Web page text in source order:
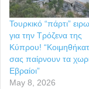
Τουρκικό “πάρτι”
για την Τρόζενα της
Κύπρου!
σας παίρνουν τα
Εβραίοι”
May 8, 2026